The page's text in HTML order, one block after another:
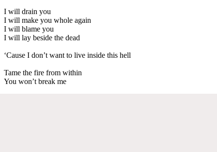
I will drain you
I will make you whole again
I will blame you
I will lay beside the dead
‘Cause I don’t want to live inside this hell
Tame the fire from within
You won’t break me